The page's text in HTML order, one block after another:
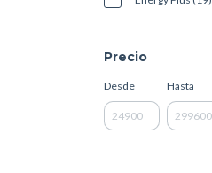
Precio
Desde Hasta